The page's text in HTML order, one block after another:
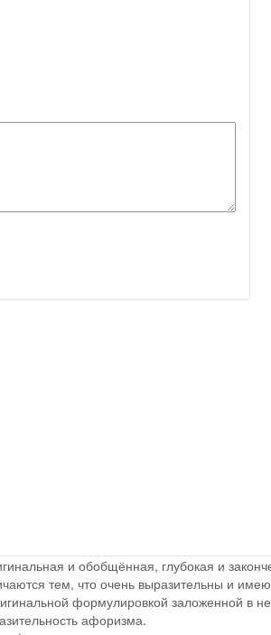
и обобщённая, глубокая и
тем, что очень выразительны и
формулировкой заложенной
афоризма.